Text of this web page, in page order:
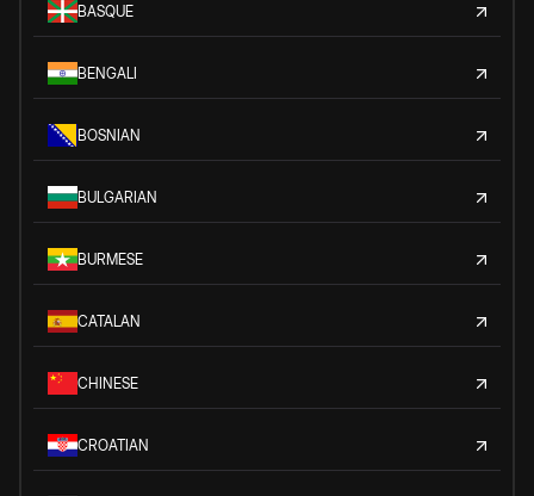
BASQUE
BENGALI
BOSNIAN
BULGARIAN
BURMESE
CATALAN
CHINESE
CROATIAN